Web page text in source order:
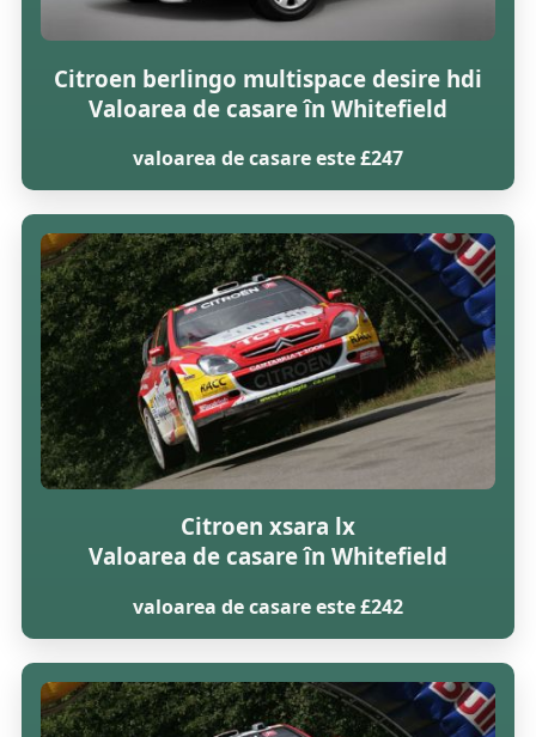
Citroen berlingo multispace desire hdi
Valoarea de casare în Whitefield
valoarea de casare este £247
Citroen xsara lx
Valoarea de casare în Whitefield
valoarea de casare este £242